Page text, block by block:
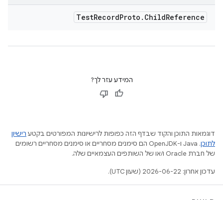
TestRecordProto . ChildReference
המידע עזר לך?
דוגמאות התוכן והקוד שבדף הזה כפופות לרישיונות המפורטים בקטע רישיון
לתוכן
.‏ Java ו-OpenJDK הם סימנים מסחריים או סימנים מסחריים רשומים
של חברת Oracle ו/או של השותפים העצמאיים שלה.
עדכון אחרון: 2026-06-22 (שעון UTC).